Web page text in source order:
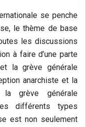
se penche
le thème de base
les discussions
à faire d’une parte
la grève générale
anarchiste et la
la grève générale
différents types
est non seulement